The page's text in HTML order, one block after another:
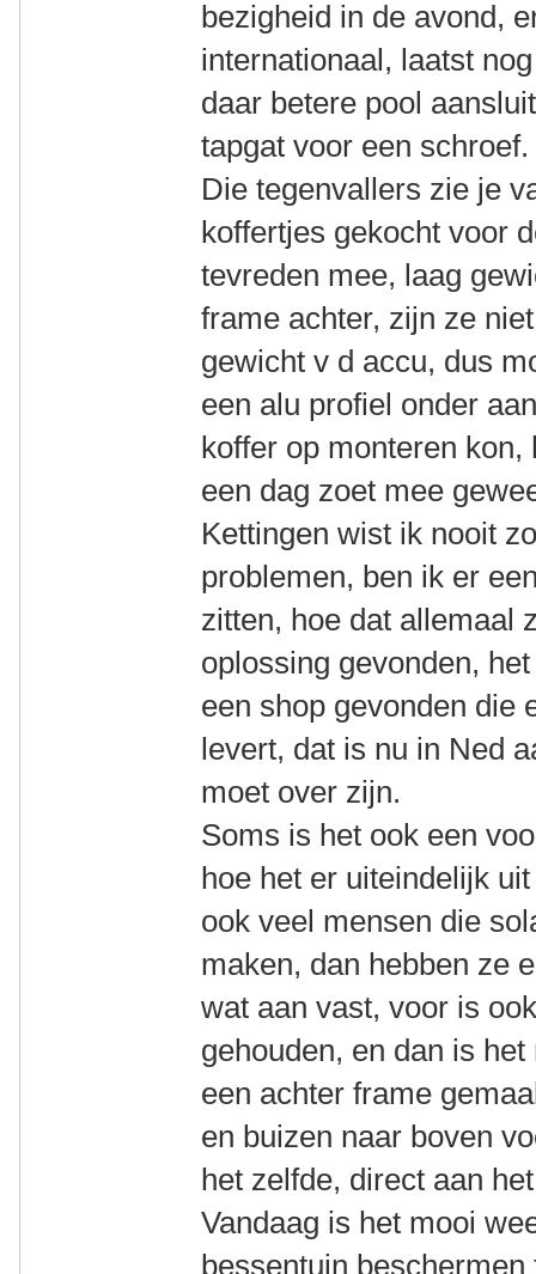
bezigheid in de avond,
internationaal, laatst
daar betere pool
tapgat voor een schroef.
Die tegenvallers zie je
koffertjes gekocht voor
tevreden mee, laag
frame achter, zijn ze
gewicht v d accu, dus
een alu profiel onder
koffer op monteren
een dag zoet mee
Kettingen wist ik nooit
problemen, ben ik er
zitten, hoe dat allemaal
oplossing gevonden,
een shop gevonden die
levert, dat is nu in Ned
moet over zijn.
Soms is het ook een
hoe het er uiteindelijk
ook veel mensen die
maken, dan hebben ze
wat aan vast, voor is
gehouden, en dan is
een achter frame
en buizen naar boven
het zelfde, direct aan
Vandaag is het mooi
bessentuin